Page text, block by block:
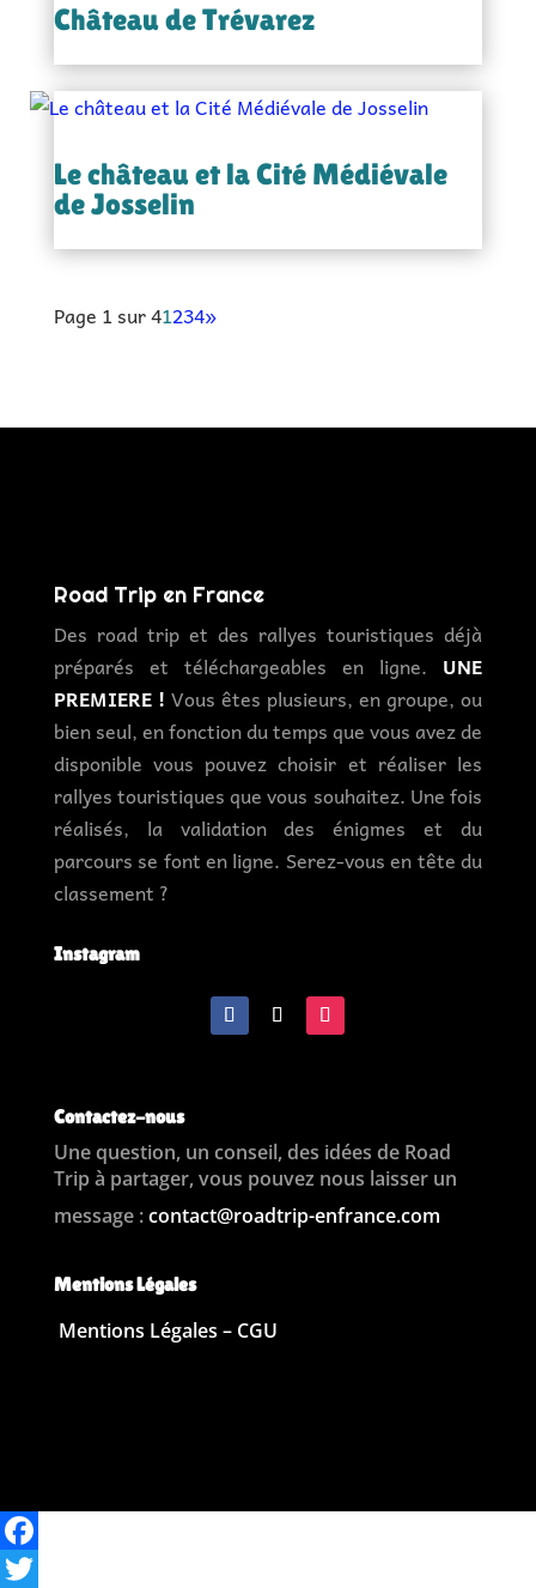
Château de Trévarez
Le château et la Cité Médiévale
de Josselin
Page 1 sur 41234»
Road Trip en France
Des road trip et des rallyes touristiques déjà
préparés et téléchargeables en ligne. UNE
PREMIERE ! Vous êtes plusieurs, en groupe, ou
bien seul, en fonction du temps que vous avez de
disponible vous pouvez choisir et réaliser les
rallyes touristiques que vous souhaitez. Une fois
réalisés, la validation des énigmes et du
parcours se font en ligne. Serez-vous en tête du
classement ?
Instagram
Contactez-nous
Une question, un conseil, des idées de Road
Trip à partager, vous pouvez nous laisser un
message :contact@roadtrip-enfrance.com
Mentions Légales
Mentions Légales – CGU
F